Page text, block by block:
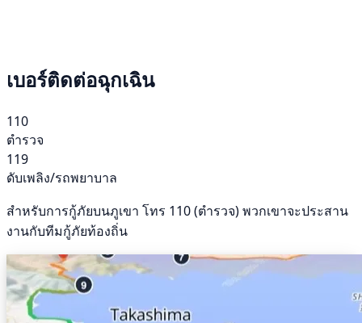
เบอร์ติดต่อฉุกเฉิน
110
ตำรวจ
119
ดับเพลิง/รถพยาบาล
สำหรับการกู้ภัยบนภูเขา โทร 110 (ตำรวจ) พวกเขาจะประสาน
งานกับทีมกู้ภัยท้องถิ่น